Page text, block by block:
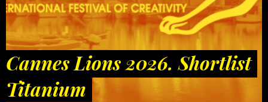
Cannes Lions 2026. Shortlist
Titanium